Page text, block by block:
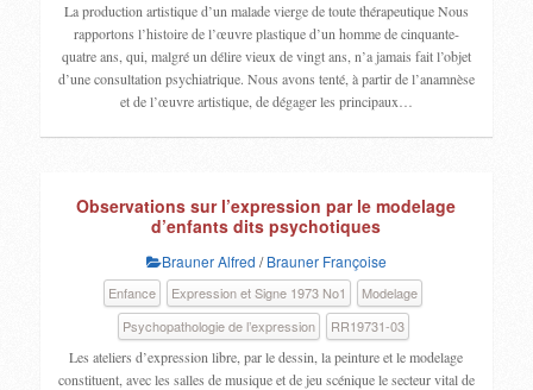
La production artistique d’un malade vierge de toute thérapeutique Nous
rapportons l’histoire de l’œuvre plastique d’un homme de cinquante-
quatre ans, qui, malgré un délire vieux de vingt ans, n’a jamais fait l’objet
d’une consultation psychiatrique. Nous avons tenté, à partir de l’anamnèse
et de l’œuvre artistique, de dégager les principaux…
Observations sur l’expression par le modelage
d’enfants dits psychotiques
Brauner Alfred /Brauner Françoise
Enfance Expression et Signe 1973 No1
Modelage
Psychopathologie de l’expression
RR19731-03
Les ateliers d’expression libre, par le dessin, la peinture et le modelage
constituent, avec les salles de musique et de jeu scénique le secteur vital de